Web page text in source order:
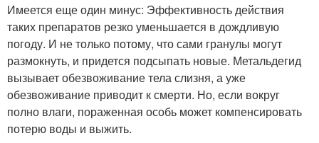
Имеется еще один минус: Эффективность действия
таких препаратов резко уменьшается в дождливую
погоду. И не только потому, что сами гранулы могут
размокнуть, и придется подсыпать новые. Метальдегид
вызывает обезвоживание тела слизня, а уже
обезвоживание приводит к смерти. Но, если вокруг
полно влаги, пораженная особь может компенсировать
потерю воды и выжить.